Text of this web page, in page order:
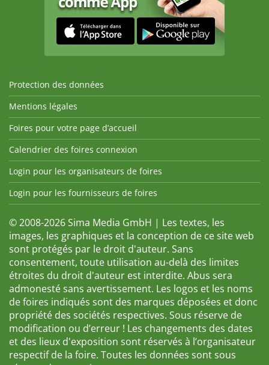
Protection des données
Mentions légales
Foires pour votre page d’accueil
Calendrier des foires connexion
Login pour les organisateurs de foires
Login pour les fournisseurs de foires
© 2008-2026 Sima Media GmbH | Les textes, les
images, les graphiques et la conception de ce site web
sont protégés par le droit d'auteur. Sans
consentement, toute utilisation au-delà des limites
étroites du droit d'auteur est interdite. Abus sera
admonesté sans avertissement. Les logos et les noms
de foires indiqués sont des marques déposées et donc
propriété des sociétés respectives. Sous réserve de
modification ou d’erreur ! Les changements des dates
et des lieux d'exposition sont réservés à l’organisateur
respectif de la foire. Toutes les données sont sous